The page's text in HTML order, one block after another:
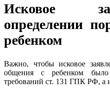
Исковое
определении
ребенком
Важно, чтобы исковое
общения с ребенком было
требований ст. 131 ГПК РФ, а